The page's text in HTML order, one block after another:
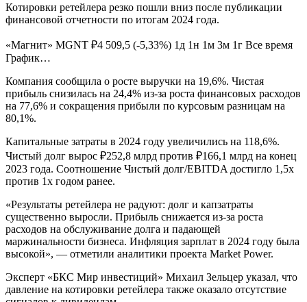
Котировки ретейлера резко пошли вниз после публикации
финансовой отчетности по итогам 2024 года.
«Магнит» MGNT ₽4 509,5 (-5,33%) 1д 1н 1м 3м 1г Все время
График…
Компания сообщила о росте выручки на 19,6%. Чистая
прибыль снизилась на 24,4% из-за роста финансовых расходов
на 77,6% и сокращения прибыли по курсовым разницам на
80,1%.
Капитальные затраты в 2024 году увеличились на 118,6%.
Чистый долг вырос ₽252,8 млрд против ₽166,1 млрд на конец
2023 года. Соотношение Чистый долг/EBITDA достигло 1,5x
против 1х годом ранее.
«Результаты ретейлера не радуют: долг и капзатраты
существенно выросли. Прибыль снижается из-за роста
расходов на обслуживание долга и падающей
маржинальности бизнеса. Инфляция зарплат в 2024 году была
высокой», — отметили аналитики проекта Market Power.
Эксперт «БКС Мир инвестиций» Михаил Зельцер указал, что
давление на котировки ретейлера также оказало отсутствие